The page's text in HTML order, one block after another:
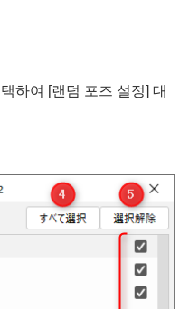
하여 [랜덤 포즈 설정] 대